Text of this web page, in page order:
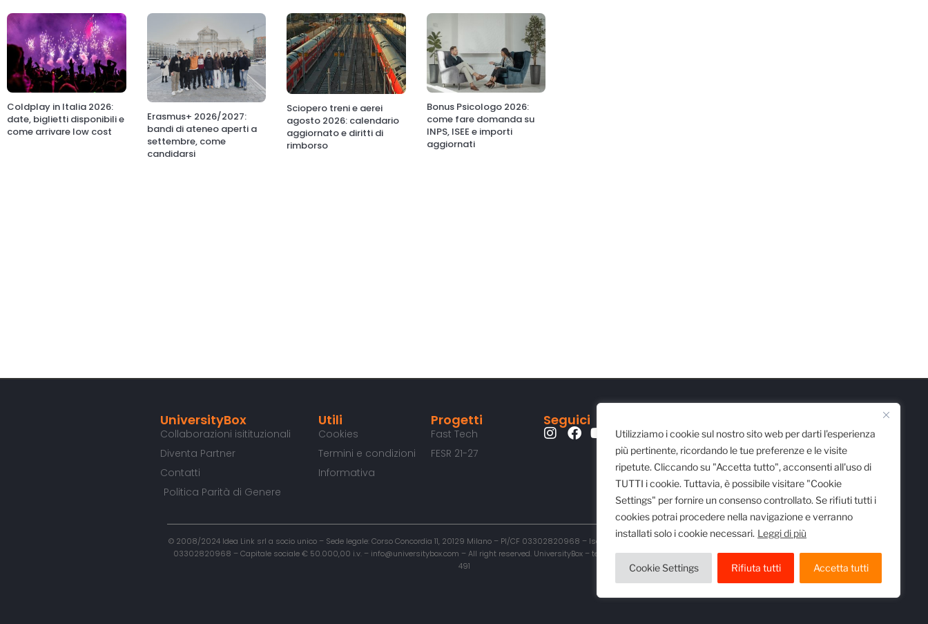
Utilizziamo i cookie sul nostro sito web per darti l'esperienza
più pertinente, ricordando le tue preferenze e le visite
ripetute. Cliccando su "Accetta tutto", acconsenti all'uso di
TUTTI i cookie. Tuttavia, è possibile visitare "Cookie
Settings" per fornire un consenso controllato. Se rifiuti tutti i
cookies potrai procedere nella navigazione e verranno
installati solo i cookie necessari. Leggi di più
Cookie Settings Rifiuta tutti Accetta tutti
Coldplay in Italia 2026:
date, biglietti disponibili e
come arrivare low cost
Erasmus+ 2026/2027:
bandi di ateneo aperti a
settembre, come
candidarsi
Sciopero treni e aerei
agosto 2026: calendario
aggiornato e diritti di
rimborso
Bonus Psicologo 2026:
come fare domanda su
INPS, ISEE e importi
aggiornati
UniversityBox
Collaborazioni isitituzionali
Diventa Partner
Contatti
Politica Parità di Genere
Utili
Cookies
Termini e condizioni
Informativa
Progetti
Fast Tech
FESR 21-27
Seguici
© 2008/2024 Idea Link srl a socio unico – Sede legale: Corso Concordia 11, 20129 Milano – PI/CF 03302820968 – Iscritta al registro delle imprese di Milano al n.
03302820968 – Capitale sociale € 50.000,00 i.v. – info@universitybox.com – All right reserved. UniversityBox – testata registrata al Tribunale di Milano al n.
491